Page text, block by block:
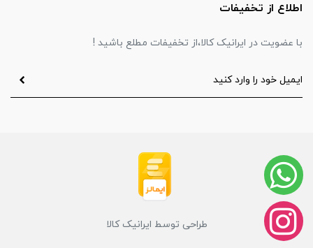
اطلاع از تخفیفات
با عضویت در ایرانیک کالا،از تخفیفات مطلع باشید !
طراحی توسط ایرانیک کالا